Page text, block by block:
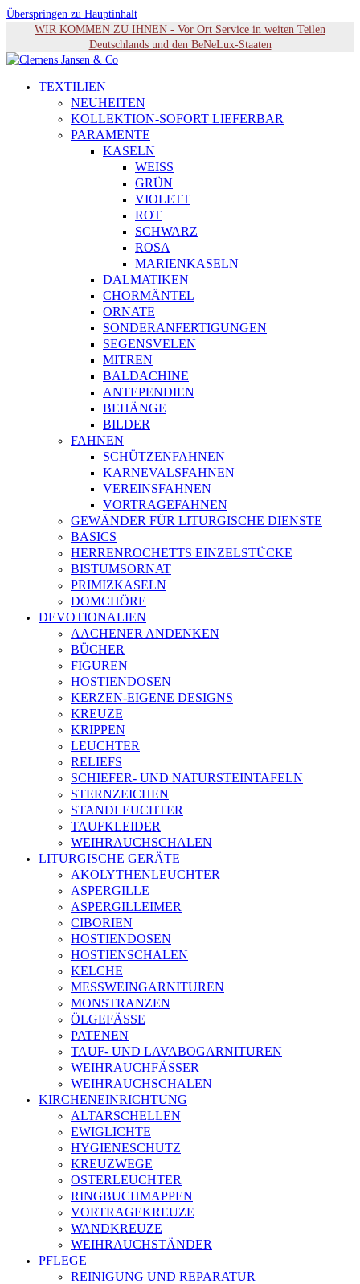
Überspringen zu Hauptinhalt
WIR KOMMEN ZU IHNEN - Vor Ort Service in weiten Teilen
Deutschlands und den BeNeLux-Staaten
TEXTILIEN
NEUHEITEN
KOLLEKTION-SOFORT LIEFERBAR
PARAMENTE
KASELN
WEISS
GRÜN
VIOLETT
ROT
SCHWARZ
ROSA
MARIENKASELN
DALMATIKEN
CHORMÄNTEL
ORNATE
SONDERANFERTIGUNGEN
SEGENSVELEN
MITREN
BALDACHINE
ANTEPENDIEN
BEHÄNGE
BILDER
FAHNEN
SCHÜTZENFAHNEN
KARNEVALSFAHNEN
VEREINSFAHNEN
VORTRAGEFAHNEN
GEWÄNDER FÜR LITURGISCHE DIENSTE
BASICS
HERRENROCHETTS EINZELSTÜCKE
BISTUMSORNAT
PRIMIZKASELN
DOMCHÖRE
DEVOTIONALIEN
AACHENER ANDENKEN
BÜCHER
FIGUREN
HOSTIENDOSEN
KERZEN-EIGENE DESIGNS
KREUZE
KRIPPEN
LEUCHTER
RELIEFS
SCHIEFER- UND NATURSTEINTAFELN
STERNZEICHEN
STANDLEUCHTER
TAUFKLEIDER
WEIHRAUCHSCHALEN
LITURGISCHE GERÄTE
AKOLYTHENLEUCHTER
ASPERGILLE
ASPERGILLEIMER
CIBORIEN
HOSTIENDOSEN
HOSTIENSCHALEN
KELCHE
MESSWEINGARNITUREN
MONSTRANZEN
ÖLGEFÄSSE
PATENEN
TAUF- UND LAVABOGARNITUREN
WEIHRAUCHFÄSSER
WEIHRAUCHSCHALEN
KIRCHENEINRICHTUNG
ALTARSCHELLEN
EWIGLICHTE
HYGIENESCHUTZ
KREUZWEGE
OSTERLEUCHTER
RINGBUCHMAPPEN
VORTRAGEKREUZE
WANDKREUZE
WEIHRAUCHSTÄNDER
PFLEGE
REINIGUNG UND REPARATUR